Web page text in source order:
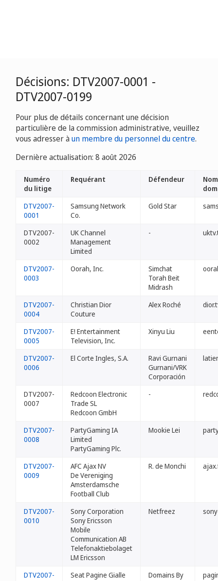
Décisions: DTV2007-0001 -
DTV2007-0199
Pour plus de détails concernant une décision
particulière de la commission administrative, veuillez
vous adresser àun membre du personnel du centre.
Dernière actualisation: 8 août 2026
Numéro
du litige
Requérant Défendeur
DTV2007-
0001
Samsung Network
Co.
Gold Star
DTV2007-
0002
UK Channel
Management
Limited
-
DTV2007-
0003
Oorah, Inc.
Simchat
Torah Beit
Midrash
DTV2007-
0004
Christian Dior
Couture
Alex Roché
DTV2007-
0005
E! Entertainment
Television, Inc.
Xinyu Liu
DTV2007-
0006
El Corte Ingles, S.A.
Ravi Gurnani
Gurnani/VRK
Corporación
DTV2007-
0007
Redcoon Electronic
Trade SL
Redcoon GmbH
-
DTV2007-
0008
PartyGaming IA
Limited
PartyGaming Plc.
Mookie Lei
DTV2007-
0009
AFC Ajax NV
De Vereniging
Amsterdamsche
Football Club
R. de Monchi
DTV2007-
0010
Sony Corporation
Sony Ericsson
Mobile
Communication AB
Telefonaktiebolaget
LM Ericsson
Netfreez
DTV2007-
Seat Pagine Gialle
Domains By